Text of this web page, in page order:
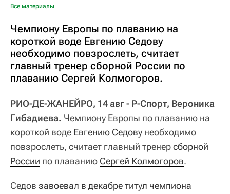
Все материалы
Чемпиону Европы по плаванию на
короткой воде Евгению Седову
необходимо повзрослеть, считает
главный тренер сборной России по
плаванию Сергей Колмогоров.
РИО-ДЕ-ЖАНЕЙРО, 14 авг - Р-Спорт, Вероника
Гибадиева. Чемпиону Европы по плаванию на
короткой воде Евгению Седову необходимо
повзрослеть, считает главный тренерсборной
России по плаванию Сергей Колмогоров.
Седов завоевал в декабре титул чемпиона